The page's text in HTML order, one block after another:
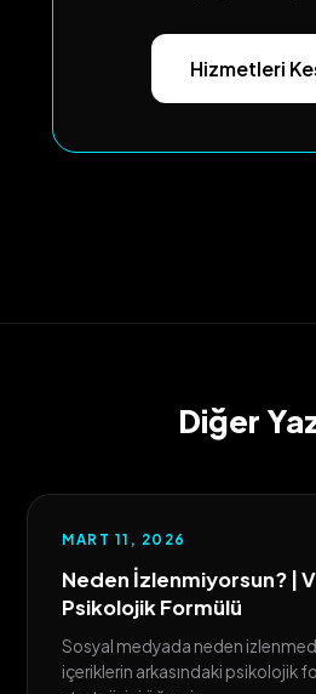
Hizmetleri
Diğer
MART 11, 2026
Neden İzlenmiyorsun? |
Psikolojik Formülü
Sosyal medyada neden
içeriklerin arkasındaki psikolojik